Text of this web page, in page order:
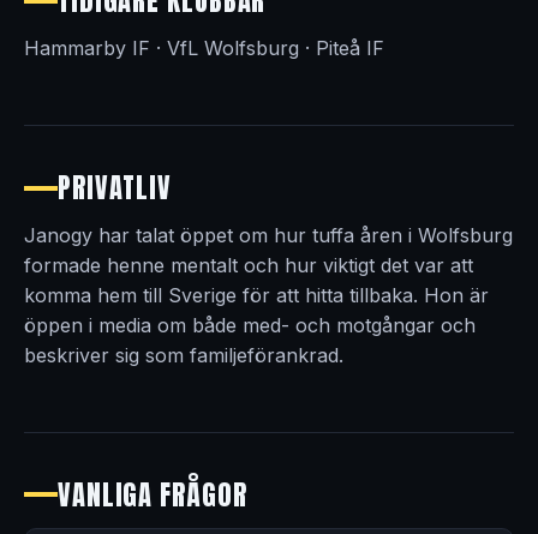
Hammarby IF · VfL Wolfsburg · Piteå IF
PRIVATLIV
Janogy har talat öppet om hur tuffa åren i Wolfsburg
formade henne mentalt och hur viktigt det var att
komma hem till Sverige för att hitta tillbaka. Hon är
öppen i media om både med- och motgångar och
beskriver sig som familjeförankrad.
VANLIGA FRÅGOR